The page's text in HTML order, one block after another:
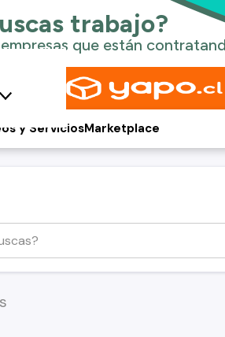
y ServiciosMarketplace